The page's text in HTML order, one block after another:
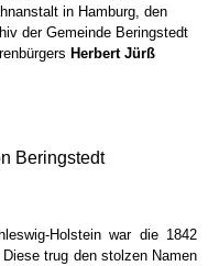
in Hamburg, den
der Gemeinde Beringstedt
Herbert Jürß
Beringstedt
Holstein war die 1842
trug den stolzen Namen